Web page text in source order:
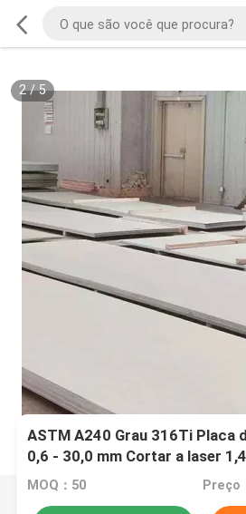
2/5
ASTM A240 Grau 316Ti Placa
0,6 - 30,0 mm Cortar a laser
quente
MOQ：50 Preço